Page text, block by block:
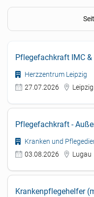
Pflegefachkraft IMC
Herzzentrum Leipzig
27.07.2026
Leipzig
Pflegefachkraft -
Kranken und
03.08.2026
Lugau
Krankenpflegehelfer